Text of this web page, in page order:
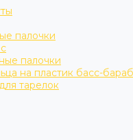
палочки
палочки
на пластик басс-
тарелок